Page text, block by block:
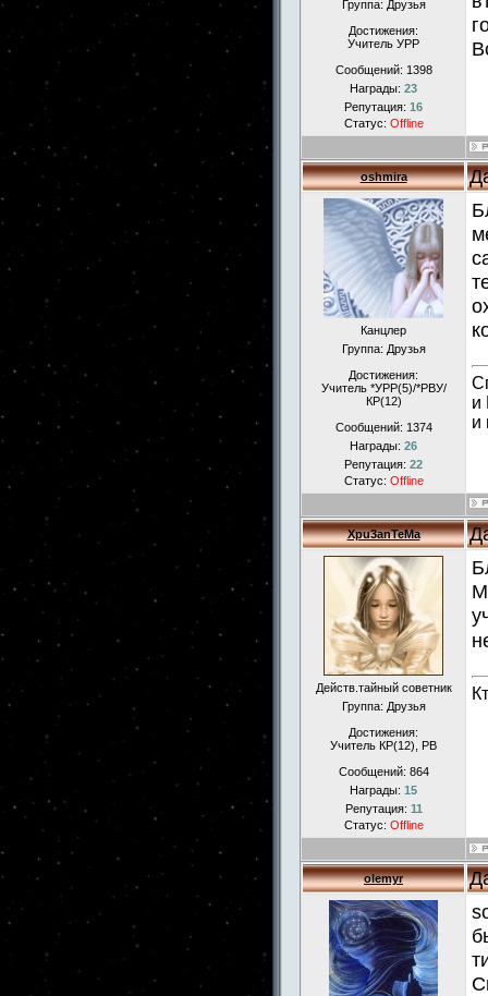
Группа: Друзья
Достижения:
Учитель УРР
Сообщений: 1398
Награды: 23
Репутация: 16
Статус: Offline
oshmira
Канцлер
Группа: Друзья
Достижения:
Учитель *УРР(5)/*РВУ/
КР(12)
Сообщений: 1374
Награды: 26
Репутация: 22
Статус: Offline
и
и
Xpu3anTeMa
Действ.тайный советник
Группа: Друзья
Достижения:
Учитель КР(12), РВ
Сообщений: 864
Награды: 15
Репутация: 11
Статус: Offline
olemyr